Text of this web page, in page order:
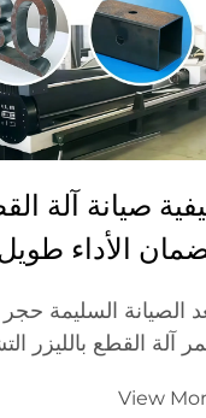
صيانة آلة
الأداء
الصيانة السليمة
آلة القطع بالليزر
من التشغيل.View